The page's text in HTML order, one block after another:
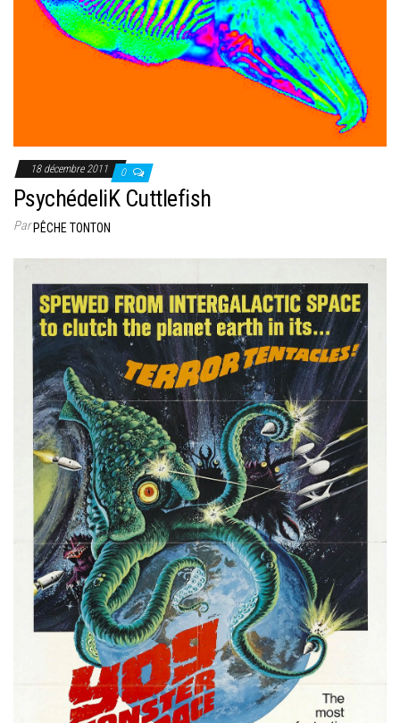
18 décembre 2011 0
PsychédeliK Cuttlefish
ParPÊCHE TONTON